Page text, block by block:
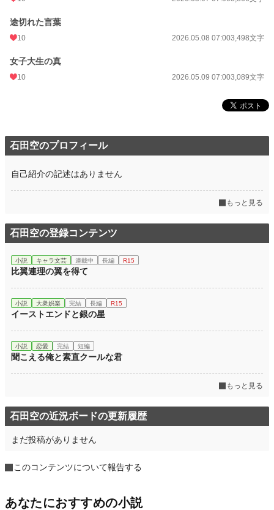
途切れた言葉
10 2026.05.08 07:003,498文字
女子大生の真
10 2026.05.09 07:003,089文字
石田空のプロフィール
自己紹介の記述はありません
もっと見る
石田空の登録コンテンツ
小説 キャラ文芸 連載中 長編 R15
比翼連理の翼を得て
小説 大衆娯楽 完結 長編 R15
イーストエンドと銀の星
小説 恋愛 完結 短編
聞こえる俺と素直クールな君
もっと見る
石田空の近況ボードの更新履歴
まだ投稿がありません
このコンテンツについて報告する
あなたにおすすめの小説